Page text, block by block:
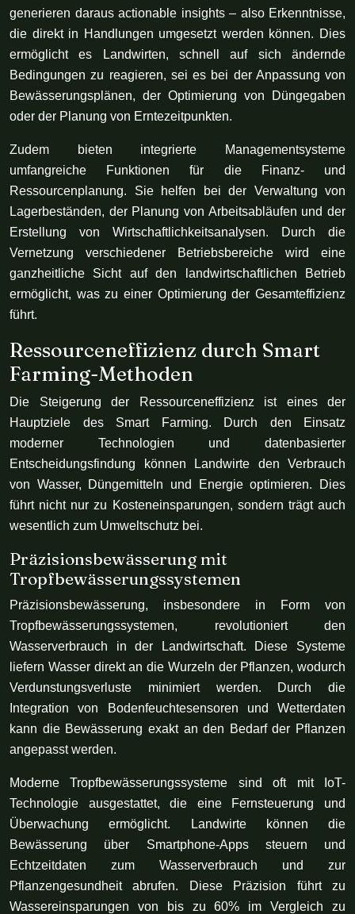
generieren daraus actionable insights – also Erkenntnisse,
die direkt in Handlungen umgesetzt werden können. Dies
ermöglicht es Landwirten, schnell auf sich ändernde
Bedingungen zu reagieren, sei es bei der Anpassung von
Bewässerungsplänen, der Optimierung von Düngegaben
oder der Planung von Erntezeitpunkten.
Zudem bieten integrierte Managementsysteme
umfangreiche Funktionen für die Finanz- und
Ressourcenplanung. Sie helfen bei der Verwaltung von
Lagerbeständen, der Planung von Arbeitsabläufen und der
Erstellung von Wirtschaftlichkeitsanalysen. Durch die
Vernetzung verschiedener Betriebsbereiche wird eine
ganzheitliche Sicht auf den landwirtschaftlichen Betrieb
ermöglicht, was zu einer Optimierung der Gesamteffizienz
führt.
Ressourceneffizienz durch Smart
Farming-Methoden
Die Steigerung der Ressourceneffizienz ist eines der
Hauptziele des Smart Farming. Durch den Einsatz
moderner Technologien und datenbasierter
Entscheidungsfindung können Landwirte den Verbrauch
von Wasser, Düngemitteln und Energie optimieren. Dies
führt nicht nur zu Kosteneinsparungen, sondern trägt auch
wesentlich zum Umweltschutz bei.
Präzisionsbewässerung mit
Tropfbewässerungssystemen
Präzisionsbewässerung, insbesondere in Form von
Tropfbewässerungssystemen, revolutioniert den
Wasserverbrauch in der Landwirtschaft. Diese Systeme
liefern Wasser direkt an die Wurzeln der Pflanzen, wodurch
Verdunstungsverluste minimiert werden. Durch die
Integration von Bodenfeuchtesensoren und Wetterdaten
kann die Bewässerung exakt an den Bedarf der Pflanzen
angepasst werden.
Moderne Tropfbewässerungssysteme sind oft mit IoT-
Technologie ausgestattet, die eine Fernsteuerung und
Überwachung ermöglicht. Landwirte können die
Bewässerung über Smartphone-Apps steuern und
Echtzeitdaten zum Wasserverbrauch und zur
Pflanzengesundheit abrufen. Diese Präzision führt zu
Wassereinsparungen von bis zu 60% im Vergleich zu